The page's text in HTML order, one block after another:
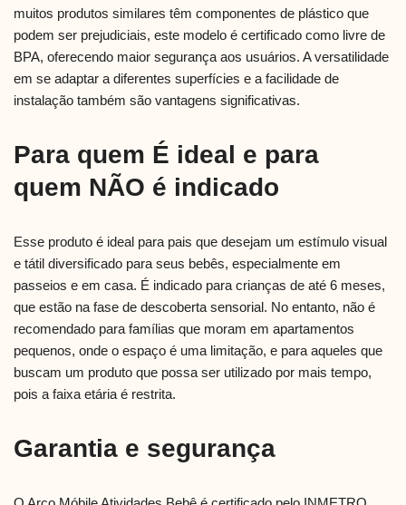
muitos produtos similares têm componentes de plástico que
podem ser prejudiciais, este modelo é certificado como livre de
BPA, oferecendo maior segurança aos usuários. A versatilidade
em se adaptar a diferentes superfícies e a facilidade de
instalação também são vantagens significativas.
Para quem É ideal e para
quem NÃO é indicado
Esse produto é ideal para pais que desejam um estímulo visual
e tátil diversificado para seus bebês, especialmente em
passeios e em casa. É indicado para crianças de até 6 meses,
que estão na fase de descoberta sensorial. No entanto, não é
recomendado para famílias que moram em apartamentos
pequenos, onde o espaço é uma limitação, e para aqueles que
buscam um produto que possa ser utilizado por mais tempo,
pois a faixa etária é restrita.
Garantia e segurança